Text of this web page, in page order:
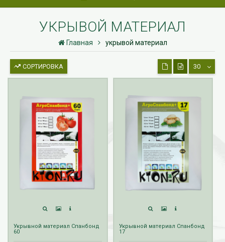
УКРЫВОЙ МАТЕРИАЛ
Главная укрывой материал
СОРТИРОВКА 30
Укрывной материал Спанбонд
60
Укрывной материал Спанбонд
17